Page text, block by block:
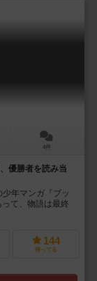
4件
優勝者を読み当
年マンガ『ブッ
て、物語は最終
144
持ってる